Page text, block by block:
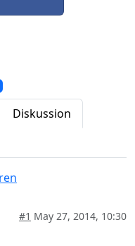
Diskussion
#1 May 27, 2014, 10:30